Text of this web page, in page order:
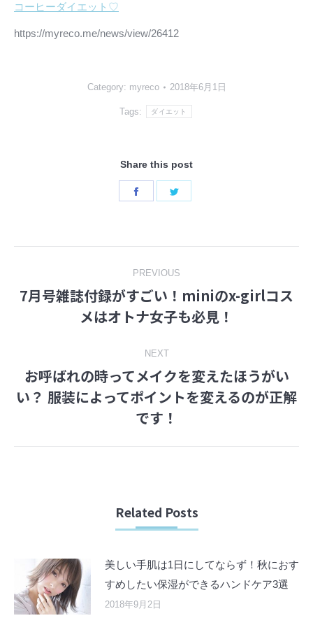
コーヒーダイエット♡
https://myreco.me/news/view/26412
Category: myreco 2018年6月1日
Tags: ダイエット
Share this post
Share
navigation
PREVIOUS
Previous
post:
7月号雑誌付録がすごい！miniのx-girlコス
メはオトナ女子も必見！
NEXT
Next
post:
お呼ばれの時ってメイクを変えたほうがい
い？ 服装によってポイントを変えるのが正解
です！
Related Posts
美しい手肌は1日にしてならず！秋におす
すめしたい保湿ができるハンドケア3選
2018年9月2日